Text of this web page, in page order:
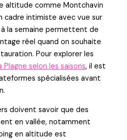
altitude comme Montchavin
cadre intimiste avec vue sur
la semaine permettent de
réel quand on souhaite
Pour explorer les
selon les saisons, il est
spécialisées avant
doivent savoir que des
en vallée, notamment
en altitude est